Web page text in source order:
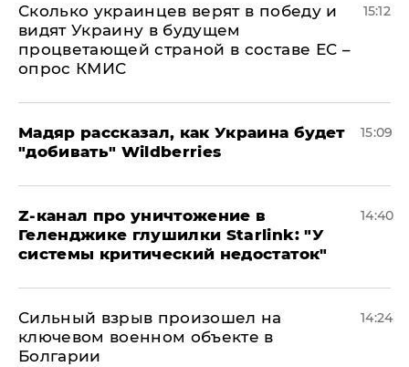
Сколько украинцев верят в победу и
видят Украину в будущем
процветающей страной в составе ЕС –
опрос КМИС
15:12
Мадяр рассказал, как Украина будет
"добивать" Wildberries
15:09
Z-канал про уничтожение в
Геленджике глушилки Starlink: "У
системы критический недостаток"
14:40
Сильный взрыв произошел на
ключевом военном объекте в
Болгарии
14:24